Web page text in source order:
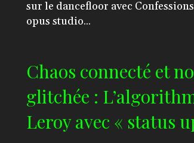
sur le dancefloor avec
opus studio...
Chaos connecté et
glitchée :
Leroy avec « status